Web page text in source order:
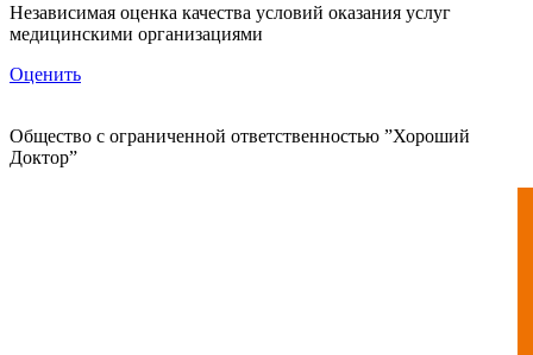
Независимая оценка качества условий оказания услуг
медицинскими организациями
Оценить
Общество с ограниченной ответственностью ”Хороший
Доктор”